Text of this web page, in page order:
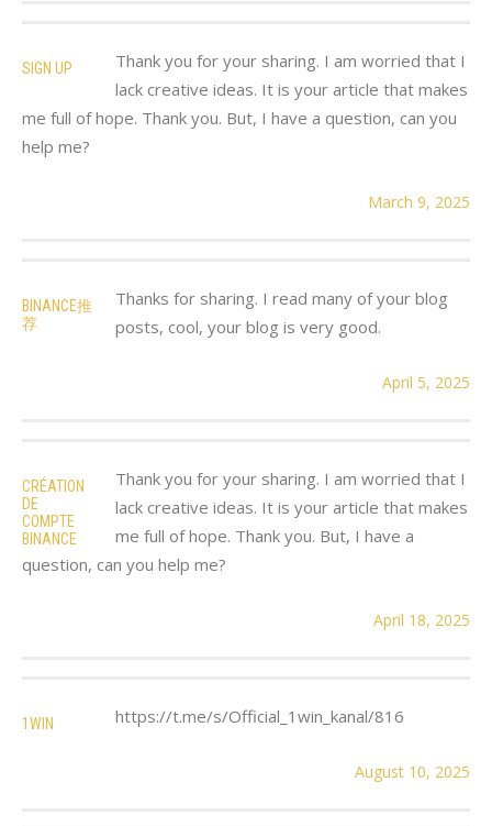
SIGN UP
Thank you for your sharing. I am worried that I
lack creative ideas. It is your article that makes
me full of hope. Thank you. But, I have a question, can you
help me?
March 9, 2025
BINANCE推
荐
Thanks for sharing. I read many of your blog
posts, cool, your blog is very good.
April 5, 2025
CRÉATION
DE
COMPTE
BINANCE
Thank you for your sharing. I am worried that I
lack creative ideas. It is your article that makes
me full of hope. Thank you. But, I have a
question, can you help me?
April 18, 2025
1WIN https://t.me/s/Official_1win_kanal/816
August 10, 2025